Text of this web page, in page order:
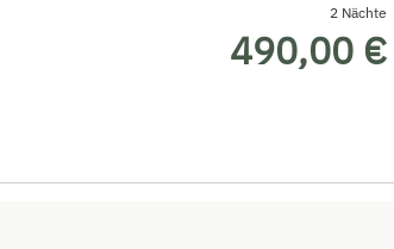
2 Nächte
490,00 €